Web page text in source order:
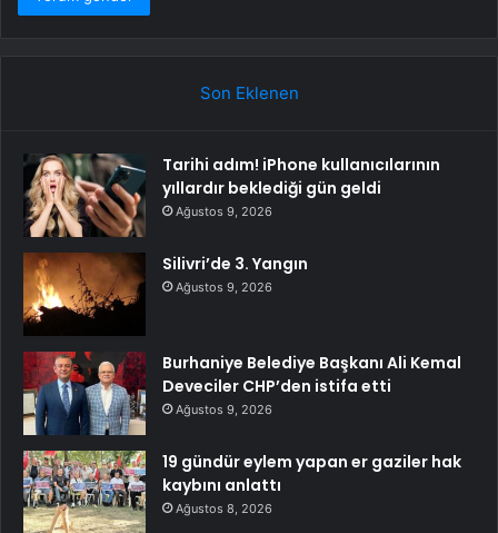
Son Eklenen
Tarihi adım! iPhone kullanıcılarının
yıllardır beklediği gün geldi
Ağustos 9, 2026
Silivri’de 3. Yangın
Ağustos 9, 2026
Burhaniye Belediye Başkanı Ali Kemal
Deveciler CHP’den istifa etti
Ağustos 9, 2026
19 gündür eylem yapan er gaziler hak
kaybını anlattı
Ağustos 8, 2026